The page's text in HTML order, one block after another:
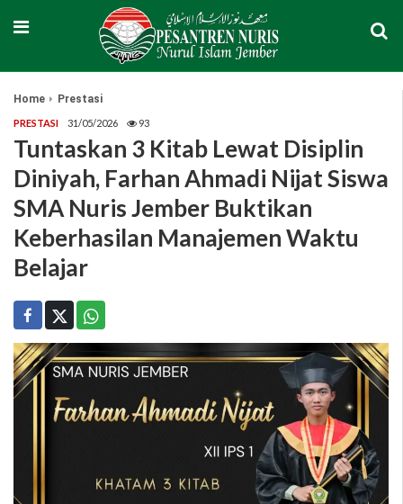
Home Prestasi
PRESTASI 31/05/2026 93
Tuntaskan 3 Kitab Lewat Disiplin
Diniyah, Farhan Ahmadi Nijat Siswa
SMA Nuris Jember Buktikan
Keberhasilan Manajemen Waktu
Belajar